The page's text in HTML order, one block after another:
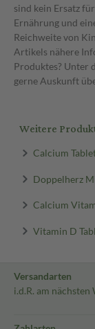
sind kein Ersatz
Ernährung und
Reichweite von
Artikels nähere
Produktes? Unter
gerne Auskunft
Weitere
Calcium
Doppelherz
Calcium
Vitamin D
Versandarten
i.d.R. am nächsten